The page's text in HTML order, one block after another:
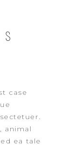
case
animal
ea tale